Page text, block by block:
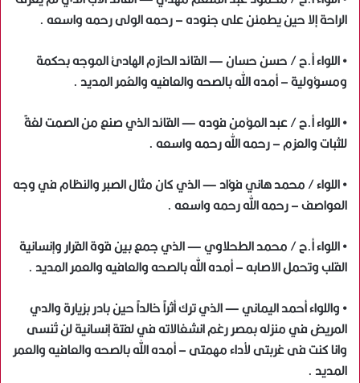
الراحة إلا حين يطمئن على جنوده – رحمه الولى رحمه واسعه .
• اللواء أ.ح / حسن حسان — القائد الحازم الهادئ الموجه بحكمة
ومسؤولية – أمده الله بالصحه والعافيه والعُمر المديد .
• اللواء أ.ح / عبد المؤمن فوده — القائد الذي صنع من الصمت لغةً
للثبات والعزم – رحمه الله رحمه واسعه .
• اللواء / محمد هاني فؤاد — الذي كان مثال الصبر والنظام في وجه
العواصف – رحمه الله رحمه واسعه .
• اللواء أ.ح / محمد الطحلاوي — الذي جمع بين قوة القرار وإنسانية
القلب وتحمل الاصابه – أمده الله بالصحه والعافيه والعمر المديد .
• واللواء أحمد اليماني — الذي ترك أثراً خالداً حين بادر بزيارة والدي
المريض في منزله بمصر رغم انشغالاته في لفتة إنسانية لن تُنسى
وانا كنت فى غربتى لأداء مهمتى – أمده الله بالصحه والعافيه والعمر
المديد .